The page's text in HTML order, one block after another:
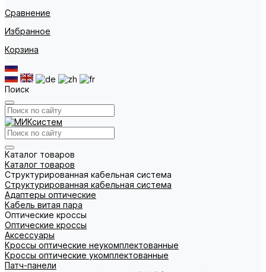
Сравнение
Избранное
Корзина
Поиск
Каталог товаров
Каталог товаров
Структурированная кабельная система
Структурированная кабельная система
Адаптеры оптические
Кабель витая пара
Оптические кроссы
Оптические кроссы
Аксессуары
Кроссы оптические неукомплектованные
Кроссы оптические укомплектованные
Патч-панели